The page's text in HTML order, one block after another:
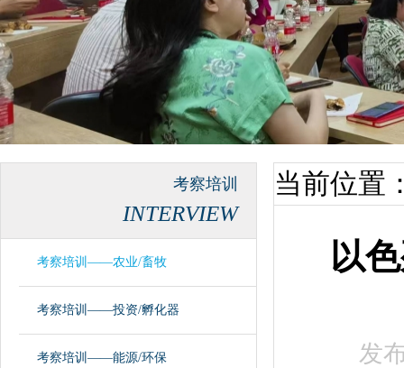
考察培训
INTERVIEW
考察培训——农业/畜牧
考察培训——投资/孵化器
考察培训——能源/环保
当前位置
以
发